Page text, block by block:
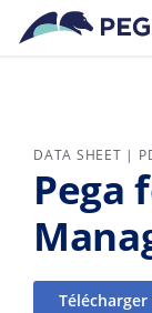
Passer
DATA SHEET |
Pega